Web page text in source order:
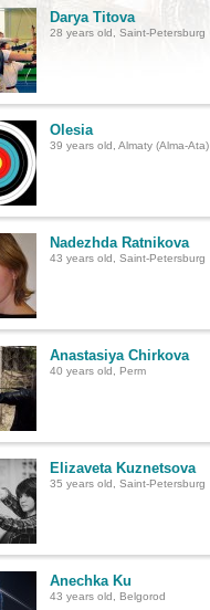
Darya Titova
28 years old, Saint-Petersburg
Olesia
39 years old, Almaty (Alma-Ata)
Nadezhda Ratnikova
43 years old, Saint-Petersburg
Anastasiya Chirkova
40 years old, Perm
Elizaveta Kuznetsova
35 years old, Saint-Petersburg
Anechka Ku
43 years old, Belgorod